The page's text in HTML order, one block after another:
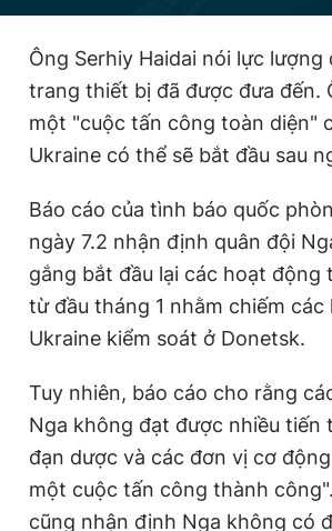
Theo dõi báo trên
0906 645 777 0908 780
Đặt báo Quảng cáo RSS Tòa
Tổng biên tập: Nguyễn Ngọc Toàn
Phó tổng biên tập thường trực: Hải Thành
Phó tổng biên tập: Lâm Hiếu Dũng
Tổng thư ký tòa soạn: Đức Trung
Giấy phép xuất bản số 110/GP - BTTTT
© 2003-2026 Bản quyền thuộc về Báo
chép dưới mọi hình thức nếu không có sự
bản. Phát triển bởi ePi Technologies, JSC.
Ông Serhiy Haidai nói lực lượng
trang thiết bị đã được đưa đến.
một "cuộc tấn công toàn diện"
Ukraine có thể sẽ bắt đầu sau
Báo cáo của tình báo quốc
ngày 7.2 nhận định quân đội
gắng bắt đầu lại các hoạt động
từ đầu tháng 1 nhằm chiếm các
Ukraine kiểm soát ở Donetsk.
Tuy nhiên, báo cáo cho rằng
Nga không đạt được nhiều tiến
đạn dược và các đơn vị cơ
một cuộc tấn công thành
cũng nhận định Nga không có